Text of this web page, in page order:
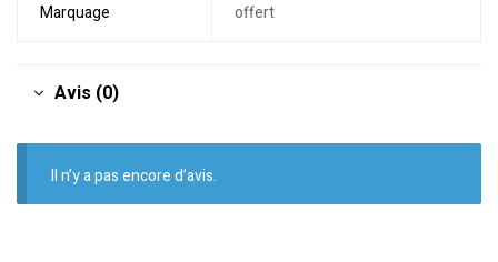
Marquage offert
Avis (0)
Il n’y a pas encore d’avis.